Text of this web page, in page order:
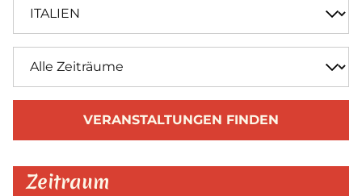
VERANSTALTUNGEN FINDEN
Zeitraum